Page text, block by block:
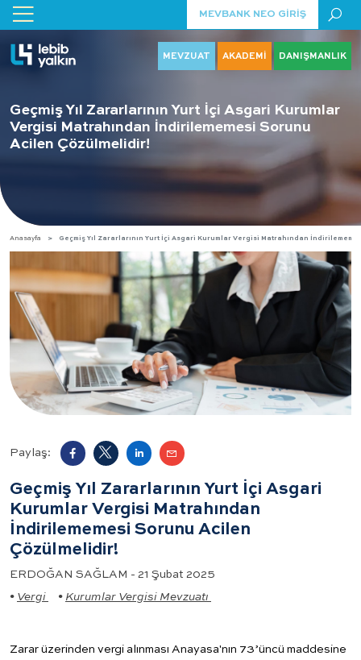
MEVBANK NEO GİRİŞ
MEVZUAT AKADEMİ DANIŞMANLIK
Geçmiş Yıl Zararlarının Yurt İçi Asgari Kurumlar
Vergisi Matrahından İndirilememesi Sorunu
Acilen Çözülmelidir!
Anasayfa Geçmiş Yıl Zararlarının Yurt İçi Asgari Kurumlar Vergisi Matrahından
Paylaş:
Geçmiş Yıl Zararlarının Yurt İçi Asgari
Kurumlar Vergisi Matrahından
İndirilememesi Sorunu Acilen
Çözülmelidir!
ERDOĞAN SAĞLAM - 21 Şubat 2025
• Vergi • Kurumlar Vergisi Mevzuatı
Zarar üzerinden vergi alınması Anayasa'nın 73’üncü maddesine